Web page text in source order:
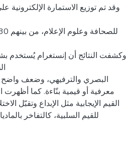
وكشفت النتائج أن إنستغرام
البصري والترفيهي، وضعف
معرفية أو قيمية بنّاءة. كما أظهرت
القيم الإيجابية مثل الإبداع وتقبّل
للقيم السلبية، كالتفاخر